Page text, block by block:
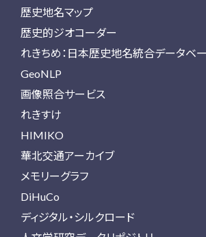
歴史地名マップ
歴史的ジオコーダー
れきちめ：日本歴史地名統合データベ
GeoNLP
画像照合サービス
れきすけ
HIMIKO
華北交通アーカイブ
メモリーグラフ
DiHuCo
ディジタル・シルクロード